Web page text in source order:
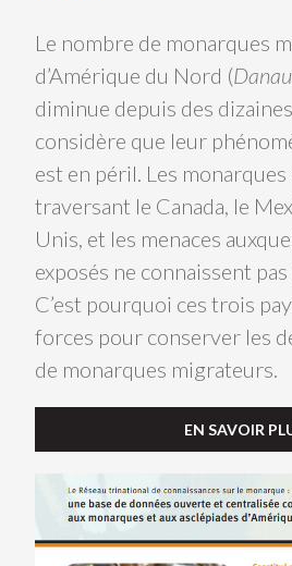
PASSEZ À
PARLEZ-NOUS DE VOS
Le nombre de monarques
d’Amérique du Nord (
diminue depuis des dizaines
considère que leur
est en péril. Les
traversant le Canada, le
Unis, et les menaces
exposés ne connaissent
C’est pourquoi ces trois
forces pour conserver les
de monarques migrateurs.
EN SAVOIR